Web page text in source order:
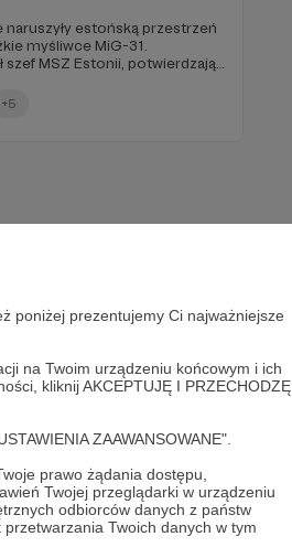
poniżej prezentujemy Ci najważniejsze
na Twoim urządzeniu końcowym i ich
kliknij AKCEPTUJĘ I PRZECHODZĘ
ZAAWANSOWANE".
prawo żądania dostępu,
Twojej przeglądarki w urządzeniu
odbiorców danych z państw
Twoich danych w tym
estońską przestrzeń
myśliwce MiG-31.
MSZ Estonii, potwierdzają
+5